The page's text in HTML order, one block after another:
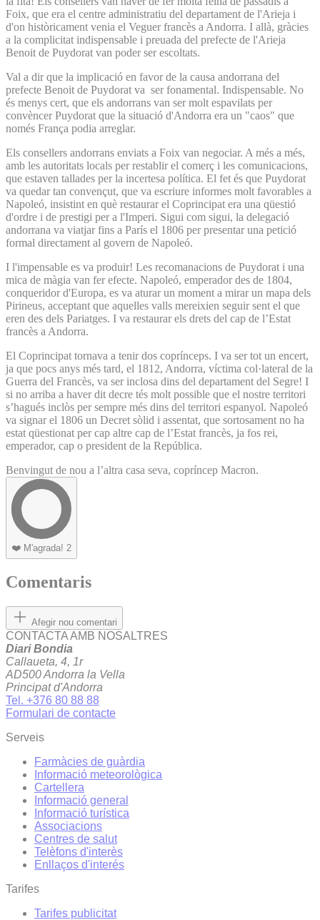
Foix, que era el centre administratiu del departament de l'Arieja i
d'on històricament venia el Veguer francès a Andorra. I allà, gràcies
a la complicitat indispensable i preuada del prefecte de l'Arieja
Benoit de Puydorat van poder ser escoltats.
Val a dir que la implicació en favor de la causa andorrana del
prefecte Benoit de Puydorat va ser fonamental. Indispensable. No
és menys cert, que els andorrans van ser molt espavilats per
convèncer Puydorat que la situació d'Andorra era un "caos" que
només França podia arreglar.
Els consellers andorrans enviats a Foix van negociar. A més a més,
amb les autoritats locals per restablir el comerç i les comunicacions,
que estaven tallades per la incertesa política. El fet és que Puydorat
va quedar tan convençut, que va escriure informes molt favorables a
Napoleó, insistint en què restaurar el Coprincipat era una qüestió
d'ordre i de prestigi per a l'Imperi. Sigui com sigui, la delegació
andorrana va viatjar fins a París el 1806 per presentar una petició
formal directament al govern de Napoleó.
I l'impensable es va produir! Les recomanacions de Puydorat i una
mica de màgia van fer efecte. Napoleó, emperador des de 1804,
conqueridor d'Europa, es va aturar un moment a mirar un mapa dels
Pirineus, acceptant que aquelles valls mereixien seguir sent el que
eren des dels Pariatges. I va restaurar els drets del cap de l’Estat
francès a Andorra.
El Coprincipat tornava a tenir dos coprínceps. I va ser tot un encert,
ja que pocs anys més tard, el 1812, Andorra, víctima col·lateral de la
Guerra del Francès, va ser inclosa dins del departament del Segre! I
si no arriba a haver dit decre tés molt possible que el nostre territori
s’hagués inclòs per sempre més dins del territori espanyol. Napoleó
va signar el 1806 un Decret sòlid i assentat, que sortosament no ha
estat qüestionat per cap altre cap de l’Estat francès, ja fos rei,
emperador, cap o president de la República.
Benvingut de nou a l’altra casa seva, copríncep Macron.
❤️ M'agrada! 2
Comentaris
Afegir nou comentari
CONTACTA AMB NOSALTRES
Diari Bondia
Callaueta, 4, 1r
AD500 Andorra la Vella
Principat d'Andorra
Tel. +376 80 88 88
Formulari de contacte
Serveis
Farmàcies de guàrdia
Informació meteorològica
Cartellera
Informació general
Informació turística
Associacions
Centres de salut
Telèfons d'interès
Enllaços d'interés
Tarifes
Tarifes publicitat